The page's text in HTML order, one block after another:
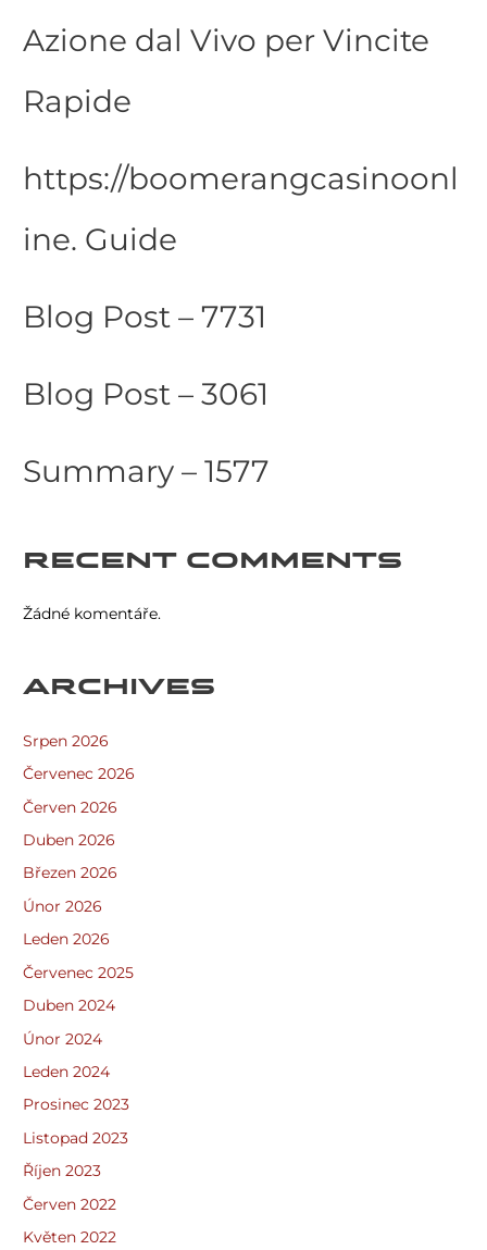
Azione dal Vivo per Vincite
Rapide
https://boomerangcasinoonl
ine. Guide
Blog Post – 7731
Blog Post – 3061
Summary – 1577
RECENT COMMENTS
Žádné komentáře.
ARCHIVES
Srpen 2026
Červenec 2026
Červen 2026
Duben 2026
Březen 2026
Únor 2026
Leden 2026
Červenec 2025
Duben 2024
Únor 2024
Leden 2024
Prosinec 2023
Listopad 2023
Říjen 2023
Červen 2022
Květen 2022